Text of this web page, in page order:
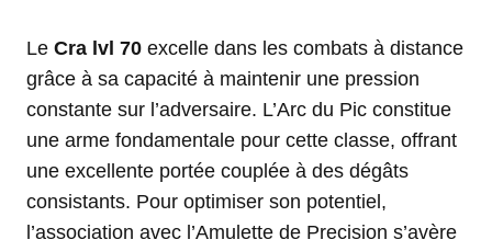
Le Cra lvl 70 excelle dans les combats à distance
grâce à sa capacité à maintenir une pression
constante sur l’adversaire. L’Arc du Pic constitue
une arme fondamentale pour cette classe, offrant
une excellente portée couplée à des dégâts
consistants. Pour optimiser son potentiel,
l’association avec l’Amulette de Precision s’avère